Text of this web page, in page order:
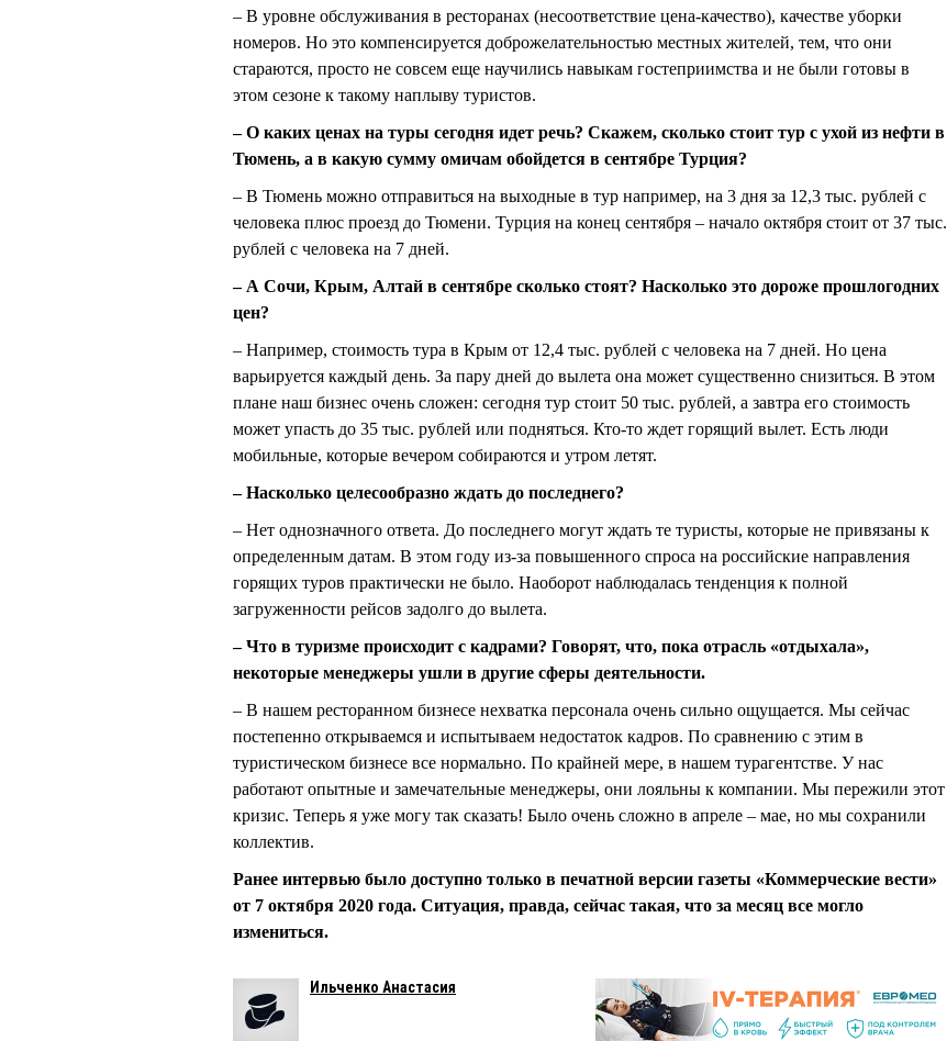
– В уровне обслуживания в ресторанах (несоответствие цена-качество), качестве уборки
номеров. Но это компенсируется доброжелательностью местных жителей, тем, что они
стараются, просто не совсем еще научились навыкам гостеприимства и не были готовы в
этом сезоне к такому наплыву туристов.
– О каких ценах на туры сегодня идет речь? Скажем, сколько стоит тур с ухой из нефти в
Тюмень, а в какую сумму омичам обойдется в сентябре Турция?
– В Тюмень можно отправиться на выходные в тур например, на 3 дня за 12,3 тыс. рублей с
человека плюс проезд до Тюмени. Турция на конец сентября – начало октября стоит от 37 тыс.
рублей с человека на 7 дней.
– А Сочи, Крым, Алтай в сентябре сколько стоят? Насколько это дороже прошлогодних
цен?
– Например, стоимость тура в Крым от 12,4 тыс. рублей с человека на 7 дней. Но цена
варьируется каждый день. За пару дней до вылета она может существенно снизиться. В этом
плане наш бизнес очень сложен: сегодня тур стоит 50 тыс. рублей, а завтра его стоимость
может упасть до 35 тыс. рублей или подняться. Кто-то ждет горящий вылет. Есть люди
мобильные, которые вечером собираются и утром летят.
– Насколько целесообразно ждать до последнего?
– Нет однозначного ответа. До последнего могут ждать те туристы, которые не привязаны к
определенным датам. В этом году из-за повышенного спроса на российские направления
горящих туров практически не было. Наоборот наблюдалась тенденция к полной
загруженности рейсов задолго до вылета.
– Что в туризме происходит с кадрами? Говорят, что, пока отрасль «отдыхала»,
некоторые менеджеры ушли в другие сферы деятельности.
– В нашем ресторанном бизнесе нехватка персонала очень сильно ощущается. Мы сейчас
постепенно открываемся и испытываем недостаток кадров. По сравнению с этим в
туристическом бизнесе все нормально. По крайней мере, в нашем турагентстве. У нас
работают опытные и замечательные менеджеры, они лояльны к компании. Мы пережили этот
кризис. Теперь я уже могу так сказать! Было очень сложно в апреле – мае, но мы сохранили
коллектив.
Ранее интервью было доступно только в печатной версии газеты «Коммерческие вести»
от 7 октября 2020 года. Ситуация, правда, сейчас такая, что за месяц все могло
измениться.
Ильченко Анастасия